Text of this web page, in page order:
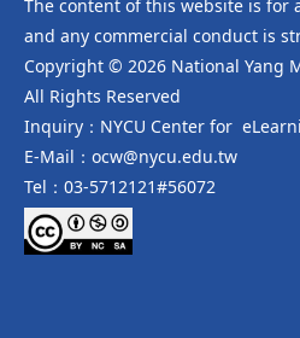
The content of this website is for
and any commercial conduct is
Copyright © 2026 National Yang
All Rights Reserved
Inquiry：NYCU Center for
E-Mail：ocw@nycu.edu.tw
Tel：03-5712121#56072